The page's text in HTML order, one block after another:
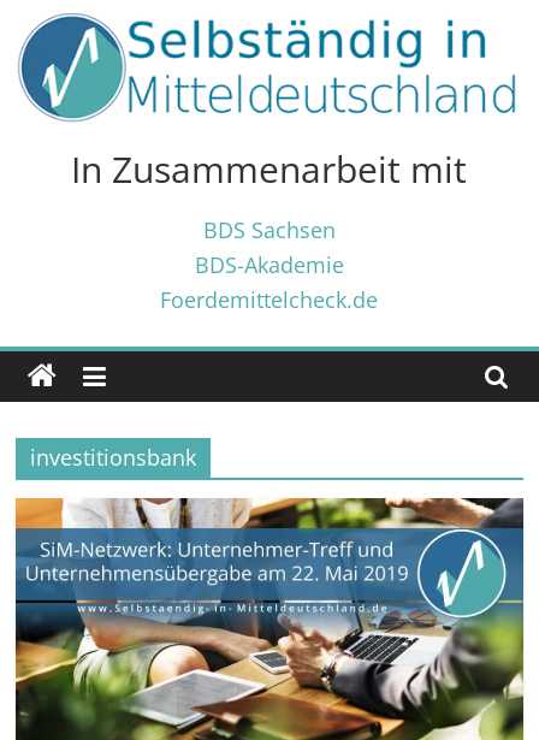
Inhalt
springen
Selbständig
Mitteldeutschland
Tricks
✓
für
und
Gründer
✓
in
und
außerhalb
Mitteldeutschlands
In Zusammenarbeit mit
BDS Sachsen
BDS-Akademie
Foerdemittelcheck.de
investitionsbank